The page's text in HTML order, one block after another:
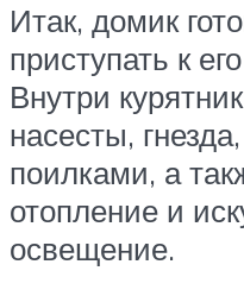
Итак, домик
приступать к
Внутри
насесты,
поилками, а
отопление и
освещение.